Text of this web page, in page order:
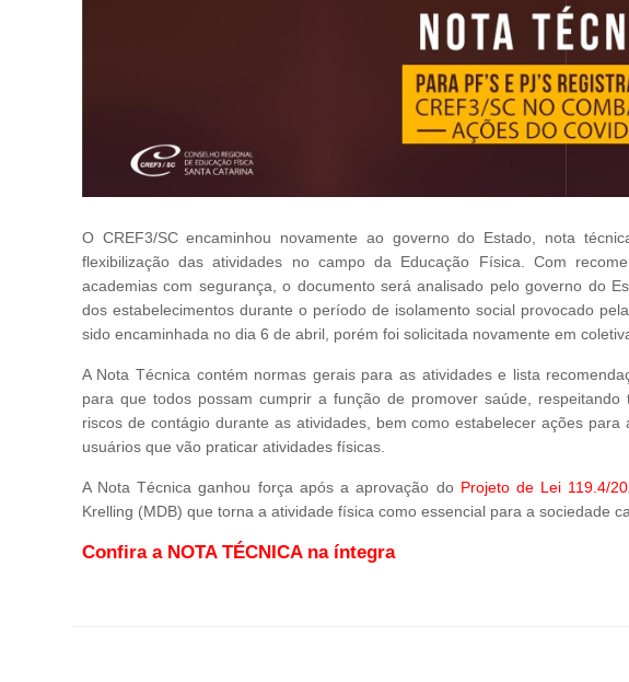
O CREF3/SC encaminhou novamente ao governo do Estado, nota
flexibilização das atividades no campo da Educação Física. Com
academias com segurança, o documento será analisado pelo governo do
dos estabelecimentos durante o período de isolamento social provocado
sido encaminhada no dia 6 de abril, porém foi solicitada novamente em
A Nota Técnica contém normas gerais para as atividades e lista
para que todos possam cumprir a função de promover saúde,
riscos de contágio durante as atividades, bem como estabelecer ações
usuários que vão praticar atividades físicas.
A Nota Técnica ganhou força após a aprovação do Projeto de Lei 119.4/
Krelling (MDB) que torna a atividade física como essencial para a sociedade
Confira a NOTA TÉCNICA na íntegra